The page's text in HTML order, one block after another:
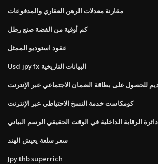
مقارنة معدلات الرهن العقاري والمدفوعات
كم أوقية من الفضة صنع رطل
عقود استوديو الممثل
Usd jpy fx البيانات التاريخية
للحصول على بطاقة الضمان الاجتماعي عبر الإنترنت
كومكاست خدمة النسخ الاحتياطي عبر الإنترنت
دائرة الرقابة الداخلية في الوقت الحقيقي الرسم البياني
سعر سلعة يعيش الهند
Jpy thb superrich